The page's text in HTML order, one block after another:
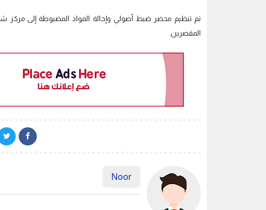
تم تنظيم محضر ضبط أصولي وإحالة المواد المضبوطة إلى
المقصرين.
Noor